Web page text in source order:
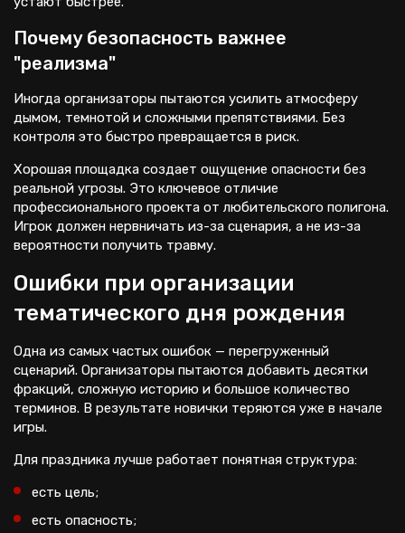
Почему безопасность важнее
"реализма"
Иногда организаторы пытаются усилить атмосферу
дымом, темнотой и сложными препятствиями. Без
контроля это быстро превращается в риск.
Хорошая площадка создает ощущение опасности без
реальной угрозы. Это ключевое отличие
профессионального проекта от любительского полигона.
Игрок должен нервничать из-за сценария, а не из-за
вероятности получить травму.
Ошибки при организации
тематического дня рождения
Одна из самых частых ошибок — перегруженный
сценарий. Организаторы пытаются добавить десятки
фракций, сложную историю и большое количество
терминов. В результате новички теряются уже в начале
игры.
Для праздника лучше работает понятная структура:
есть цель;
есть опасность;